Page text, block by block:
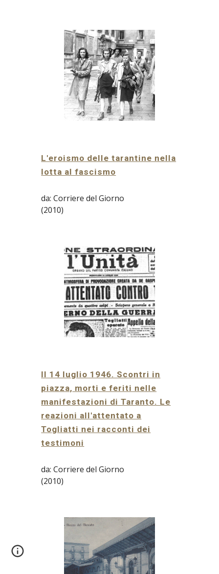
L'eroismo delle tarantine nella
lotta al fascismo
da: Corriere del Giorno
(2010)
Il 14 luglio 1946. Scontri in
piazza, morti e feriti nelle
manifestazioni di Taranto. Le
reazioni all'attentato a
Togliatti nei racconti dei
testimoni
da: Corriere del Giorno
(2010)